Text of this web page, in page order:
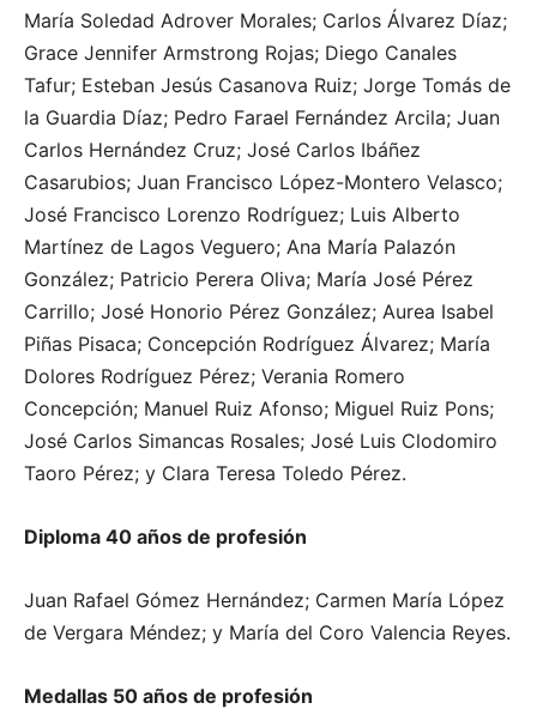
María Soledad Adrover Morales; Carlos Álvarez Díaz;
Grace Jennifer Armstrong Rojas; Diego Canales
Tafur; Esteban Jesús Casanova Ruiz; Jorge Tomás de
la Guardia Díaz; Pedro Farael Fernández Arcila; Juan
Carlos Hernández Cruz; José Carlos Ibáñez
Casarubios; Juan Francisco López-Montero Velasco;
José Francisco Lorenzo Rodríguez; Luis Alberto
Martínez de Lagos Veguero; Ana María Palazón
González; Patricio Perera Oliva; María José Pérez
Carrillo; José Honorio Pérez González; Aurea Isabel
Piñas Pisaca; Concepción Rodríguez Álvarez; María
Dolores Rodríguez Pérez; Verania Romero
Concepción; Manuel Ruiz Afonso; Miguel Ruiz Pons;
José Carlos Simancas Rosales; José Luis Clodomiro
Taoro Pérez; y Clara Teresa Toledo Pérez.
Diploma 40 años de profesión
Juan Rafael Gómez Hernández; Carmen María López
de Vergara Méndez; y María del Coro Valencia Reyes.
Medallas 50 años de profesión